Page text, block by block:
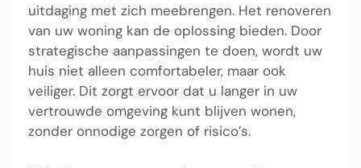
uitdaging met zich meebrengen. Het renoveren
van uw woning kan de oplossing bieden. Door
strategische aanpassingen te doen, wordt uw
huis niet alleen comfortabeler, maar ook
veiliger. Dit zorgt ervoor dat u langer in uw
vertrouwde omgeving kunt blijven wonen,
zonder onnodige zorgen of risico’s.